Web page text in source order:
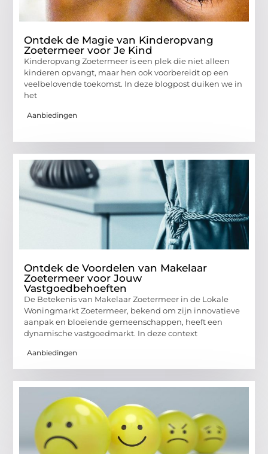
Ontdek de Magie van Kinderopvang
Zoetermeer voor Je Kind
Kinderopvang Zoetermeer is een plek die niet alleen
kinderen opvangt, maar hen ook voorbereidt op een
veelbelovende toekomst. In deze blogpost duiken we in
het
Aanbiedingen
Ontdek de Voordelen van Makelaar
Zoetermeer voor Jouw
Vastgoedbehoeften
De Betekenis van Makelaar Zoetermeer in de Lokale
Woningmarkt Zoetermeer, bekend om zijn innovatieve
aanpak en bloeiende gemeenschappen, heeft een
dynamische vastgoedmarkt. In deze context
Aanbiedingen